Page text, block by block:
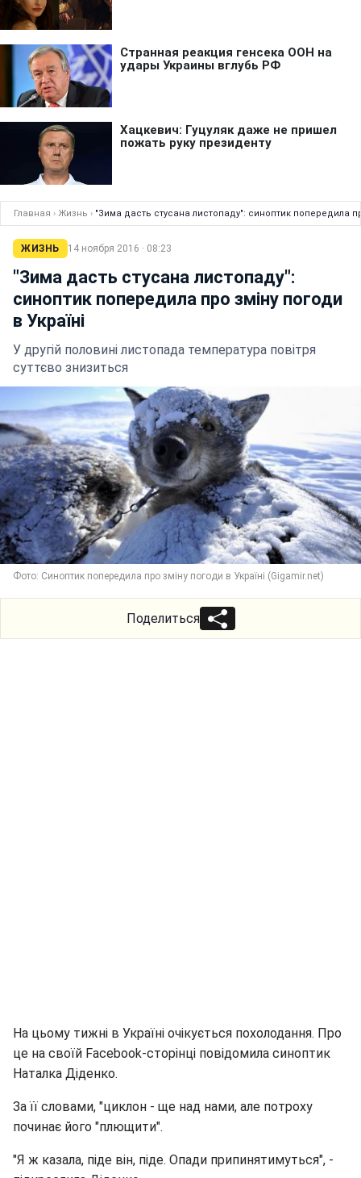
Главная › Жизнь › "Зима дасть стусана листопаду": синоптик попередила
ЖИЗНЬ 14 ноября 2016 · 08:23
"Зима дасть стусана листопаду":
синоптик попередила про зміну погоди
в Україні
У другій половині листопада температура повітря
суттєво знизиться
Фото: Синоптик попередила про зміну погоди в Україні (Gigamir.net)
Поделиться
На цьому тижні в Україні очікується похолодання. Про
це на своїй Facebook-сторінці повідомила синоптик
Наталка Діденко.
За її словами, "циклон - ще над нами, але потроху
починає його "плющити".
"Я ж казала, піде він, піде. Опади припинятимуться", -